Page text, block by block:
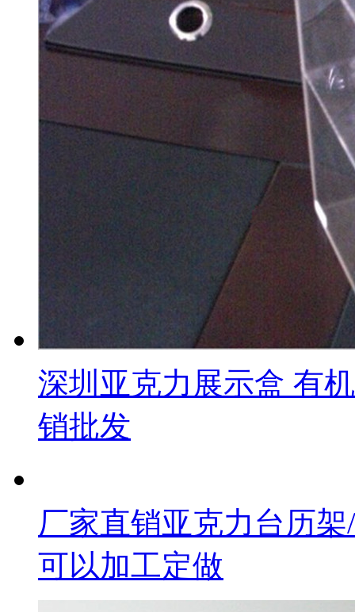
深圳亚克力展示盒 有
销批发
厂家直销亚克力台历
可以加工定做